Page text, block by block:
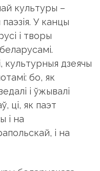
культуры –
У канцы
i творы
культурныя дзеячы
бо, як
i ўжывалi
цi, як паэт
i на
i на